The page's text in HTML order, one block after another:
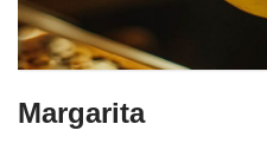
Margarita